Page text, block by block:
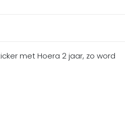
met Hoera 2 jaar, zo word